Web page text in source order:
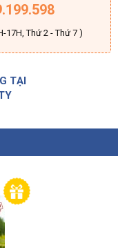
17H, Thứ 2 - Thứ 7 )
TẠI